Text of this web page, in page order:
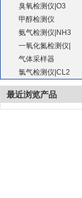
臭氧检测仪|O3
甲醇检测仪
氨气检测仪|NH3
一氧化氮检测仪|
气体采样器
氯气检测仪|CL2
最近浏览产品